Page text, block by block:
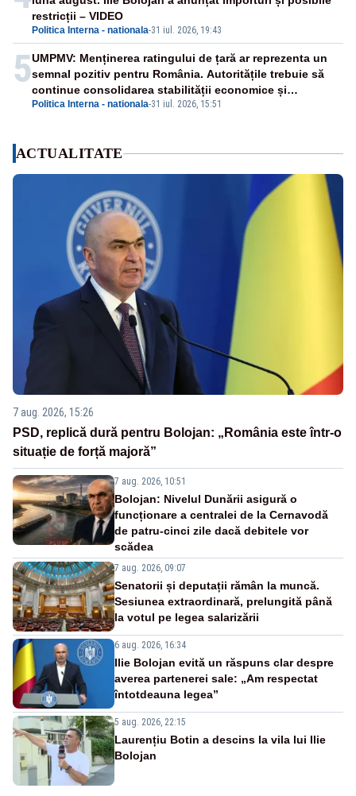
Politica Interna - nationala-31 iul. 2026, 19:43
restricții – VIDEO
5
Politica Interna - nationala-31 iul. 2026, 15:51
UMPMV: Menținerea ratingului de țară ar reprezenta un
semnal pozitiv pentru România. Autoritățile trebuie să
continue consolidarea stabilității economice și
financiare
ACTUALITATE
7 aug. 2026, 15:26
PSD, replică dură pentru Bolojan: „România este într-o
situație de forță majoră”
7 aug. 2026, 10:51
Bolojan: Nivelul Dunării asigură o
funcționare a centralei de la Cernavodă
de patru-cinci zile dacă debitele vor
scădea
7 aug. 2026, 09:07
Senatorii și deputații rămân la muncă.
Sesiunea extraordinară, prelungită până
la votul pe legea salarizării
6 aug. 2026, 16:34
Ilie Bolojan evită un răspuns clar despre
averea partenerei sale: „Am respectat
întotdeauna legea”
5 aug. 2026, 22:15
Laurențiu Botin a descins la vila lui Ilie
Bolojan